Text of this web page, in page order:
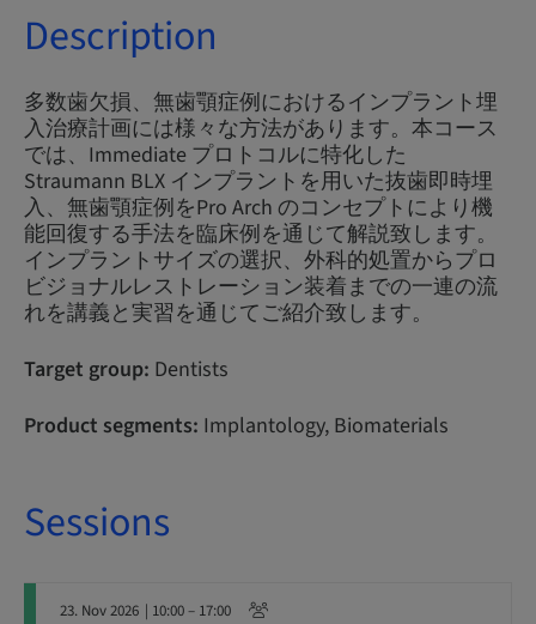
Description
多数歯欠損、無歯顎症例におけるインプラント埋
入治療計画には様々な方法があります。本コース
では、Immediate プロトコルに特化した
Straumann BLX インプラントを用いた抜歯即時埋
入、無歯顎症例をPro Arch のコンセプトにより機
能回復する手法を臨床例を通じて解説致します。
インプラントサイズの選択、外科的処置からプロ
ビジョナルレストレーション装着までの一連の流
れを講義と実習を通じてご紹介致します。
Target group: Dentists
Product segments: Implantology, Biomaterials
Sessions
23. Nov 2026 | 10:00 – 17:00